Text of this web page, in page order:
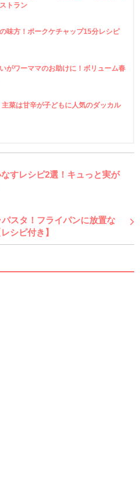
トラン
味方！ポークケチャップ15分レシピ
がワーママのお助けに！ボリューム春
菜は甘辛が子どもに人気のダッカル
すレシピ2選！キュっと実が
スタ！フライパンに放置な
シピ付き】